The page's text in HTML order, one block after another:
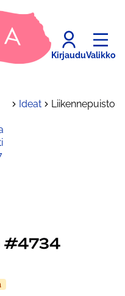
KirjauduValikko
Ideat Liikennepuisto